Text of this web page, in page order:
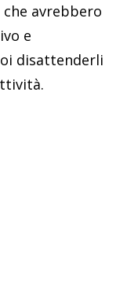
che avrebbero
e
disattenderli